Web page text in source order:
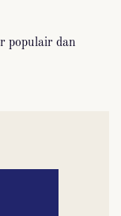
populair dan